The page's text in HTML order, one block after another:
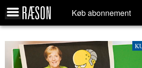
Køb abonnement